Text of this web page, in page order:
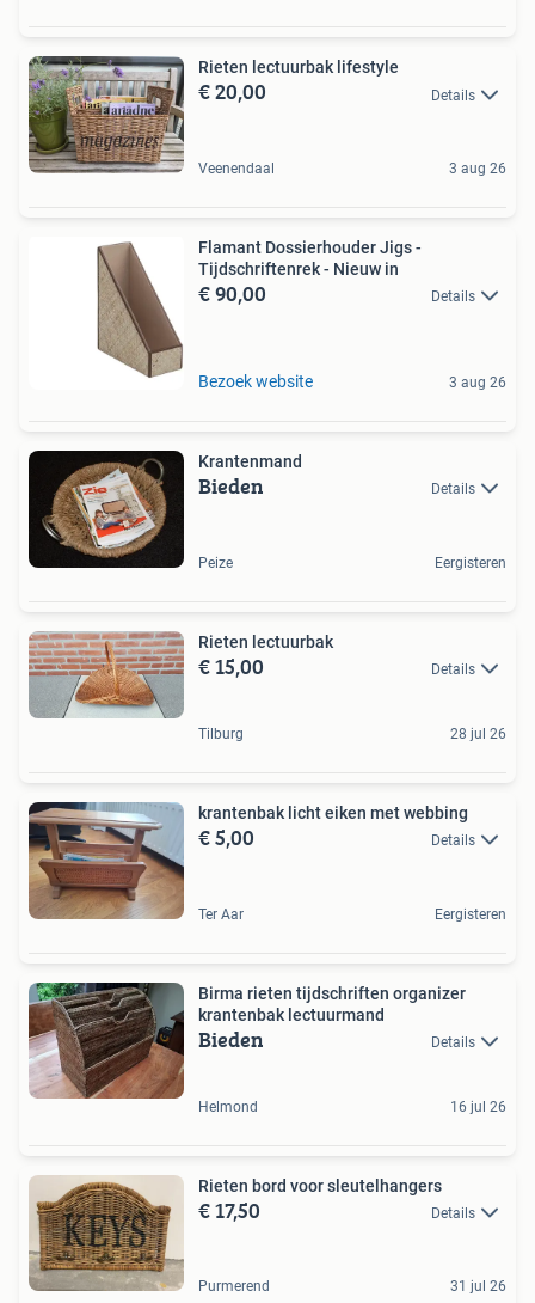
Rieten lectuurbak lifestyle
€ 20,00 Details
Veenendaal 3 aug 26
Flamant Dossierhouder Jigs -
Tijdschriftenrek - Nieuw in
€ 90,00 Details
Bezoek website 3 aug 26
Krantenmand
Bieden Details
Peize Eergisteren
Rieten lectuurbak
€ 15,00 Details
Tilburg 28 jul 26
krantenbak licht eiken met webbing
€ 5,00 Details
Ter Aar Eergisteren
Birma rieten tijdschriften organizer
krantenbak lectuurmand
Bieden Details
Helmond 16 jul 26
Rieten bord voor sleutelhangers
€ 17,50 Details
Purmerend 31 jul 26